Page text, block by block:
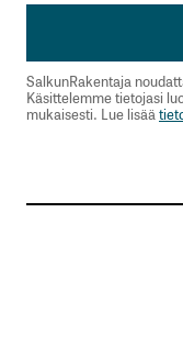
SalkunRakentaja
Käsittelemme tietojasi
mukaisesti. Lue lisää